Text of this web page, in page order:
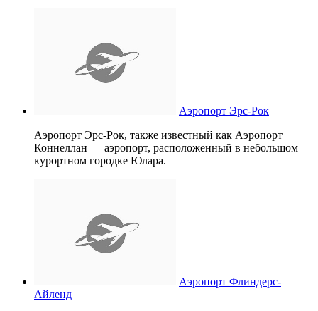
Аэропорт Эрс-Рок
Аэропорт Эрс-Рок, также известный как Аэропорт
Коннеллан — аэропорт, расположенный в небольшом
курортном городке Юлара.
Аэропорт Флиндерс-
Айленд